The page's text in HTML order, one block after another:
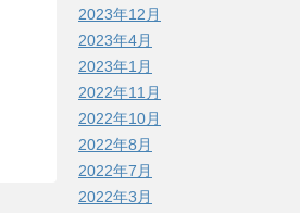
2023年12月
2023年4月
2023年1月
2022年11月
2022年10月
2022年8月
2022年7月
2022年3月